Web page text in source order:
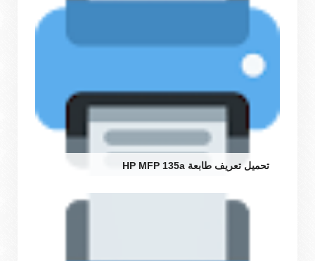
تحميل تعريف طابعة HP MFP 135a